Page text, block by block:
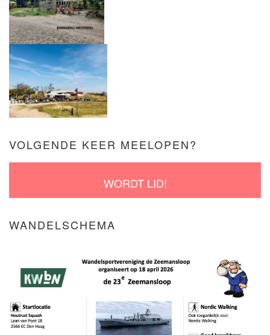
VOLGENDE KEER MEELOPEN?
WORDT LID!
WANDELSCHEMA